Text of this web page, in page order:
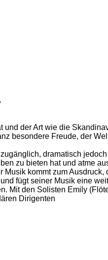
der Art wie die
besondere Freude, der
dramatisch
zu bieten hat und atme
kommt zum
fügt seiner Musik eine
Mit den Solisten Emily
Dirigenten